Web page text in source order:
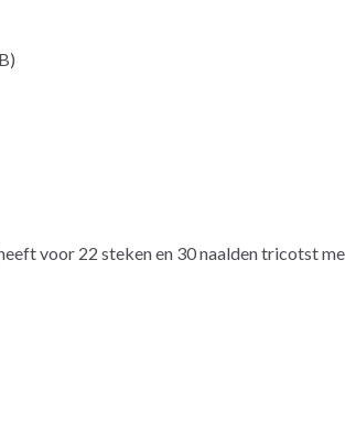
voor 22 steken en 30 naalden tricotst